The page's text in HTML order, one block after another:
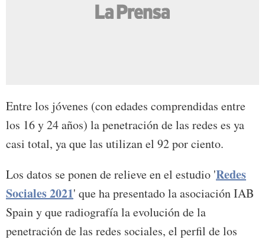
Entre los jóvenes (con edades comprendidas entre
los 16 y 24 años) la penetración de las redes es ya
casi total, ya que las utilizan el 92 por ciento.
Los datos se ponen de relieve en el estudio 'Redes
Sociales 2021' que ha presentado la asociación IAB
Spain y que radiografía la evolución de la
penetración de las redes sociales, el perfil de los